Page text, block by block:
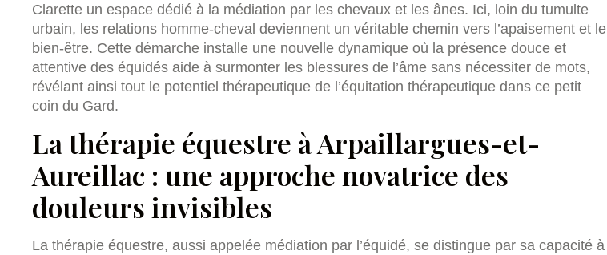
Clarette un espace dédié à la médiation par les chevaux et les ânes. Ici, loin du tumulte
urbain, les relations homme-cheval deviennent un véritable chemin vers l’apaisement et le
bien-être. Cette démarche installe une nouvelle dynamique où la présence douce et
attentive des équidés aide à surmonter les blessures de l’âme sans nécessiter de mots,
révélant ainsi tout le potentiel thérapeutique de l’équitation thérapeutique dans ce petit
coin du Gard.
La thérapie équestre à Arpaillargues-et-
Aureillac : une approche novatrice des
douleurs invisibles
La thérapie équestre, aussi appelée médiation par l’équidé, se distingue par sa capacité à